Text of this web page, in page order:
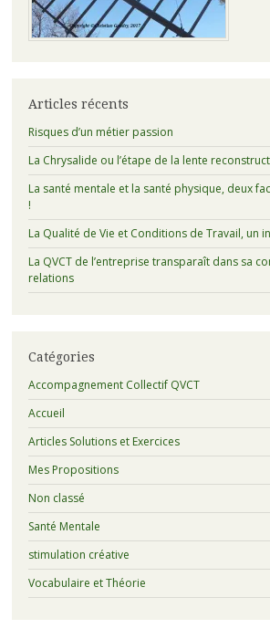
Articles récents
Risques d’un métier passion
La Chrysalide ou l’étape de la lente
La santé mentale et la santé physique, deux
!
La Qualité de Vie et Conditions de Travail, un
La QVCT de l’entreprise transparaît dans sa
relations
Catégories
Accompagnement Collectif QVCT
Accueil
Articles Solutions et Exercices
Mes Propositions
Non classé
Santé Mentale
stimulation créative
Vocabulaire et Théorie